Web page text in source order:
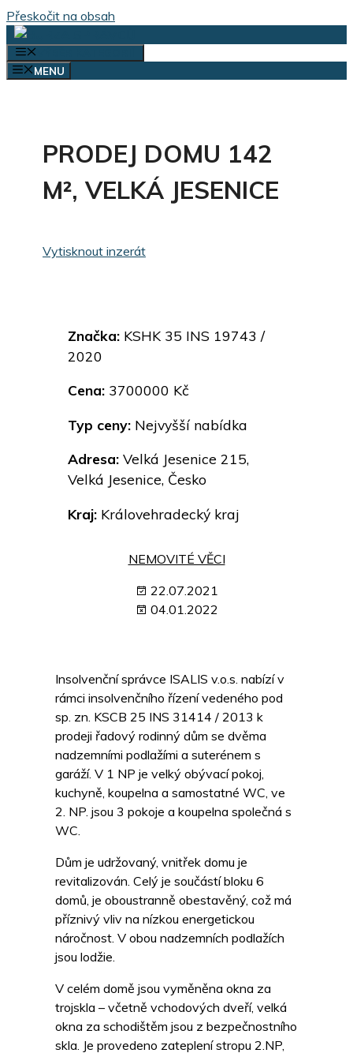
Přeskočit na obsah
MENU
PRODEJ DOMU 142
M², VELKÁ JESENICE
Vytisknout inzerát
Značka: KSHK 35 INS 19743 /
2020
Cena: 3700000 Kč
Typ ceny: Nejvyšší nabídka
Adresa: Velká Jesenice 215,
Velká Jesenice, Česko
Kraj: Královehradecký kraj
NEMOVITÉ VĚCI
22.07.2021
04.01.2022
Insolvenční správce ISALIS v.o.s. nabízí v
rámci insolvenčního řízení vedeného pod
sp. zn. KSCB 25 INS 31414 / 2013 k
prodeji řadový rodinný dům se dvěma
nadzemními podlažími a suterénem s
garáží. V 1 NP je velký obývací pokoj,
kuchyně, koupelna a samostatné WC, ve
2. NP. jsou 3 pokoje a koupelna společná s
WC.
Dům je udržovaný, vnitřek domu je
revitalizován. Celý je součástí bloku 6
domů, je oboustranně obestavěný, což má
příznivý vliv na nízkou energetickou
náročnost. V obou nadzemních podlažích
jsou lodžie.
V celém domě jsou vyměněna okna za
trojskla – včetně vchodových dveří, velká
okna za schodištěm jsou z bezpečnostního
skla. Je provedeno zateplení stropu 2.NP,